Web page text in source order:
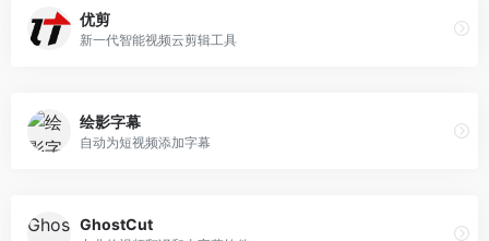
优剪
新一代智能视频云剪辑工具
绘影字幕
自动为短视频添加字幕
GhostCut